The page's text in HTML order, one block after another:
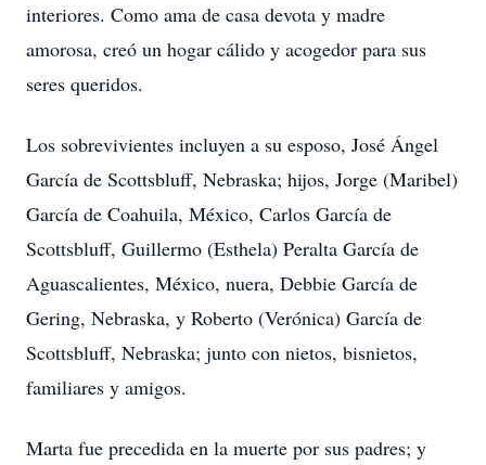
interiores. Como ama de casa devota y madre
amorosa, creó un hogar cálido y acogedor para sus
seres queridos.
Los sobrevivientes incluyen a su esposo, José Ángel
García de Scottsbluff, Nebraska; hijos, Jorge (Maribel)
García de Coahuila, México, Carlos García de
Scottsbluff, Guillermo (Esthela) Peralta García de
Aguascalientes, México, nuera, Debbie García de
Gering, Nebraska, y Roberto (Verónica) García de
Scottsbluff, Nebraska; junto con nietos, bisnietos,
familiares y amigos.
Marta fue precedida en la muerte por sus padres; y